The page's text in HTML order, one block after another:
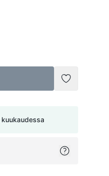
Lisää
kuukaudessa